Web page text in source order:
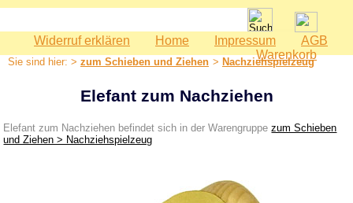
Widerruf erklären Home Impressum
AGB
Warenkorb
Sie sind hier: > zum Schieben und Ziehen > Nachziehspielzeug
Spielwaren
Babyspielzeug
Bauernhof
Geburtstag
Elefant zum Nachziehen
Elefant zum Nachziehen befindet sich in der Warengruppezum Schieben
und Ziehen > Nachziehspielzeug